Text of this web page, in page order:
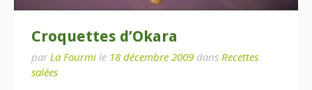
Croquettes d’Okara
par La Fourmi le 18 décembre 2009 dans Recettes
salées